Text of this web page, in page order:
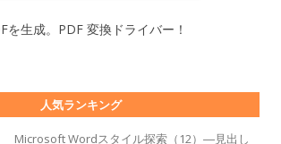
を生成。PDF 変換ドライバー！
人気ランキング
Microsoft Wordスタイル探索（12）―見出し